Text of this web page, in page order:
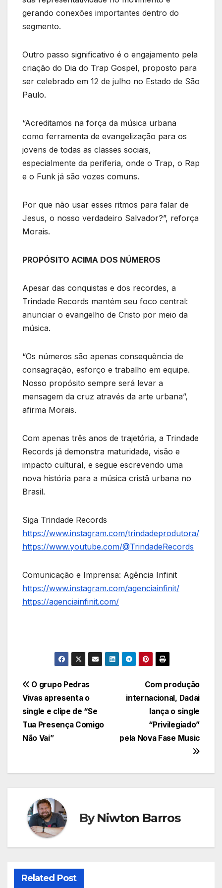
gerando conexões importantes dentro do
segmento.
Outro passo significativo é o engajamento pela
criação do Dia do Trap Gospel, proposto para
ser celebrado em 12 de julho no Estado de São
Paulo.
“Acreditamos na força da música urbana
como ferramenta de evangelização para os
jovens de todas as classes sociais,
especialmente da periferia, onde o Trap, o Rap
e o Funk já são vozes comuns.
Por que não usar esses ritmos para falar de
Jesus, o nosso verdadeiro Salvador?”, reforça
Morais.
PROPÓSITO ACIMA DOS NÚMEROS
Apesar das conquistas e dos recordes, a
Trindade Records mantém seu foco central:
anunciar o evangelho de Cristo por meio da
música.
“Os números são apenas consequência de
consagração, esforço e trabalho em equipe.
Nosso propósito sempre será levar a
mensagem da cruz através da arte urbana”,
afirma Morais.
Com apenas três anos de trajetória, a Trindade
Records já demonstra maturidade, visão e
impacto cultural, e segue escrevendo uma
nova história para a música cristã urbana no
Brasil.
Siga Trindade Records
https://www.instagram.com/trindadeprodutora/
https://www.youtube.com/@TrindadeRecords
Comunicação e Imprensa: Agência Infinit
https://www.instagram.com/agenciainfinit/
https://agenciainfinit.com/
Navegação
de
Post
Com produção
internacional, Dadai
lança o single
“Privilegiado”
pela Nova Fase Music
O grupo Pedras
Vivas apresenta o
single e clipe de “Se
Tua Presença Comigo
Não Vai”
ByNiwton Barros
Related Post